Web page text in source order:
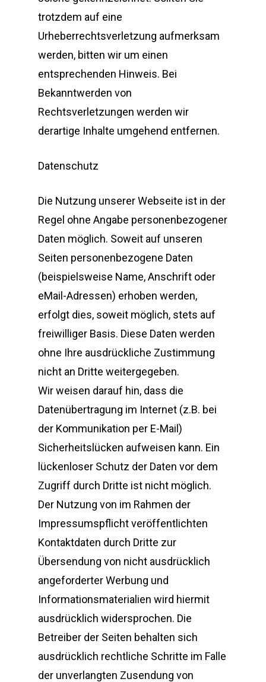
trotzdem auf eine
Urheberrechtsverletzung aufmerksam
werden, bitten wir um einen
entsprechenden Hinweis. Bei
Bekanntwerden von
Rechtsverletzungen werden wir
derartige Inhalte umgehend entfernen.
Datenschutz
Die Nutzung unserer Webseite ist in der
Regel ohne Angabe personenbezogener
Daten möglich. Soweit auf unseren
Seiten personenbezogene Daten
(beispielsweise Name, Anschrift oder
eMail-Adressen) erhoben werden,
erfolgt dies, soweit möglich, stets auf
freiwilliger Basis. Diese Daten werden
ohne Ihre ausdrückliche Zustimmung
nicht an Dritte weitergegeben.
Wir weisen darauf hin, dass die
Datenübertragung im Internet (z.B. bei
der Kommunikation per E-Mail)
Sicherheitslücken aufweisen kann. Ein
lückenloser Schutz der Daten vor dem
Zugriff durch Dritte ist nicht möglich.
Der Nutzung von im Rahmen der
Impressumspflicht veröffentlichten
Kontaktdaten durch Dritte zur
Übersendung von nicht ausdrücklich
angeforderter Werbung und
Informationsmaterialien wird hiermit
ausdrücklich widersprochen. Die
Betreiber der Seiten behalten sich
ausdrücklich rechtliche Schritte im Falle
der unverlangten Zusendung von
Pflegerecruiting
Candidates
Unsere Leistungen
Vermittlungsprozess
Colombia
Argentina
North Africa
Tunisia
Eastern Europe
Hungary
Albania
Bulgaria
Romania
Moldowa
Serbia
nach Deutschland
Über uns
Unternehmensleitsätze
Q&A
Aktuelles
Kontakt
RAL-Gütezeichen